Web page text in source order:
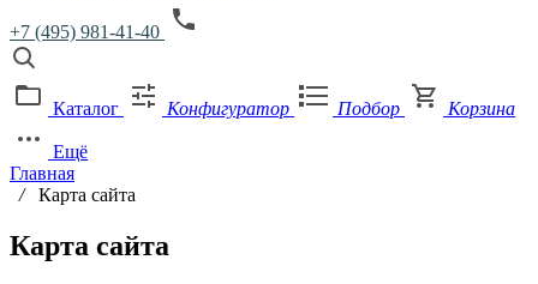
+7 (495) 981-41-40
Каталог Конфигуратор Подбор Корзина
Ещё
Главная
/
Карта сайта
Карта сайта